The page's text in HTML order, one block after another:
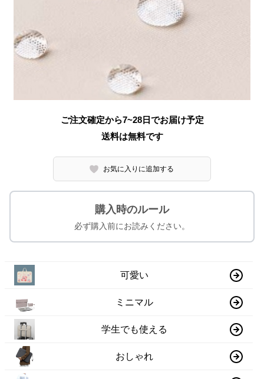
ご注文確定から7~28日でお届け予定
送料は無料です
お気に入りに追加する
購入時のルール
必ず購入前にお読みください。
可愛い
ミニマル
学生でも使える
おしゃれ